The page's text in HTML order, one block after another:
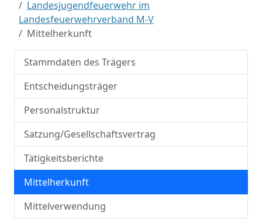
Landesjugendfeuerwehr im
Landesfeuerwehrverband M-V
Mittelherkunft
Stammdaten des Trägers
Entscheidungsträger
Personalstruktur
Satzung/Gesellschaftsvertrag
Tätigkeitsberichte
Mittelherkunft
Mittelverwendung